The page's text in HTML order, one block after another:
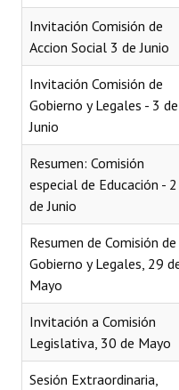
Carta Orgánica 2007
Reglamento Interno
Digesto
Organigrama
DOCUMENTOS
Informes de Gestión
Proyectos Presentados
Dictámenes Asesoría
Actas de Sesión
Informes de Unidad
Ejecución Presupuestaria
Invitación Comisión de
Accion Social 3 de Junio
Invitación Comisión de
Gobierno y Legales - 3 de
Junio
Resumen: Comisión
especial de Educación - 2
de Junio
Resumen de Comisión de
Gobierno y Legales, 29
Mayo
Invitación a Comisión
Legislativa, 30 de Mayo
Sesión Extraordinaria,